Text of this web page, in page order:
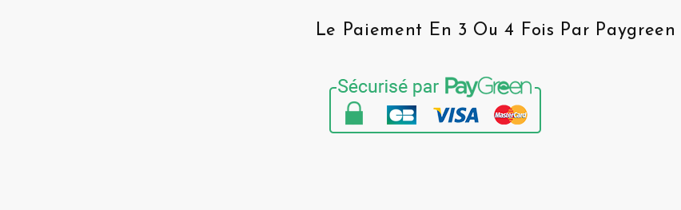
Le Paiement En 3 Ou 4 Fois Par Paygreen